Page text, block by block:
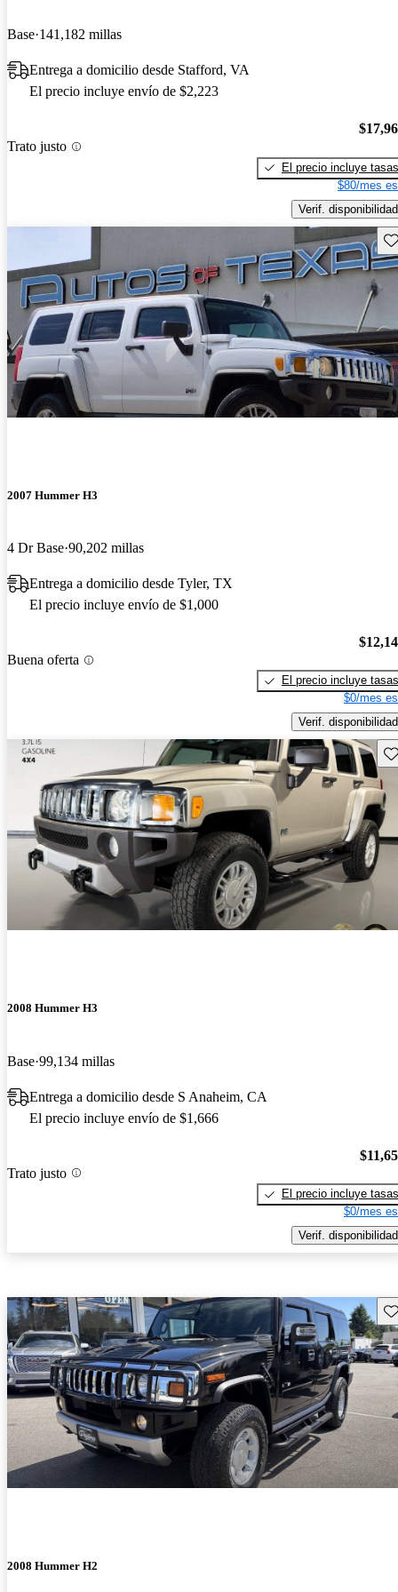
Base 141,182 millas
Entrega a domicilio desde Stafford, VA
El precio incluye envío de $2,223
Trato justo
El precio incluye tasas
$80/mes
Verif. disponibilidad
2007 Hummer H3
4 Dr Base 90,202 millas
Entrega a domicilio desde Tyler, TX
El precio incluye envío de $1,000
Buena oferta
El precio incluye tasas
$0/mes
Verif. disponibilidad
2008 Hummer H3
Base 99,134 millas
Entrega a domicilio desde S Anaheim, CA
El precio incluye envío de $1,666
Trato justo
El precio incluye tasas
$0/mes
Verif. disponibilidad
2008 Hummer H2